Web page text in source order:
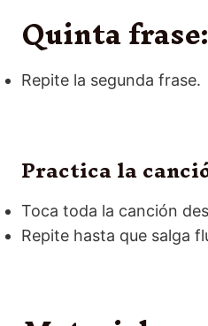
Quinta frase:
Repite la segunda frase.
Practica la
Toca toda la canción
Repite hasta que salga